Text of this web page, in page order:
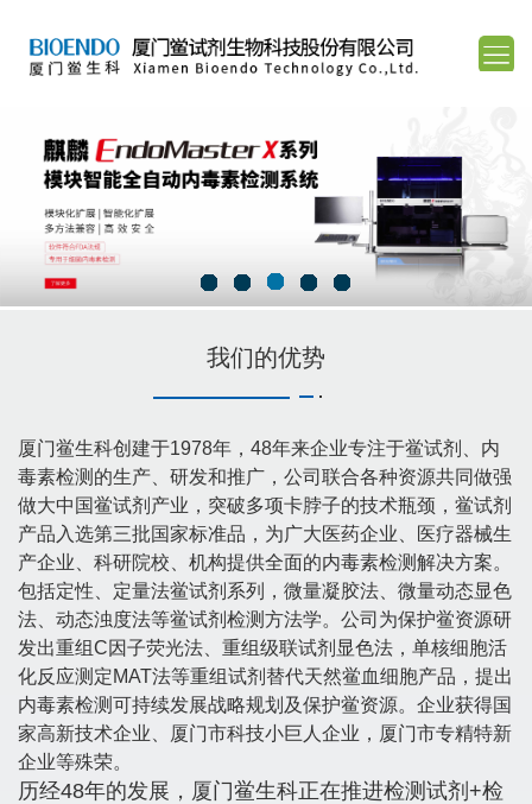
我们的优势
厦门鲎生科创建于1978年，48年来企业专注于鲎试剂、内
毒素检测的生产、研发和推广，公司联合各种资源共同做强
做大中国鲎试剂产业，突破多项卡脖子的技术瓶颈，鲎试剂
产品入选第三批国家标准品，为广大医药企业、医疗器械生
产企业、科研院校、机构提供全面的内毒素检测解决方案。
包括定性、定量法鲎试剂系列，微量凝胶法、微量动态显色
法、动态浊度法等鲎试剂检测方法学。公司为保护鲎资源研
发出重组C因子荧光法、重组级联试剂显色法，单核细胞活
化反应测定MAT法等重组试剂替代天然鲎血细胞产品，提出
内毒素检测可持续发展战略规划及保护鲎资源。企业获得国
家高新技术企业、厦门市科技小巨人企业，厦门市专精特新
企业等殊荣。
历经48年的发展，厦门鲎生科正在推进检测试剂+检